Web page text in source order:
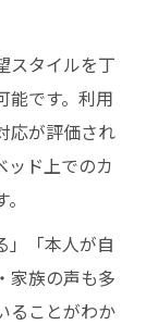
スタイルを丁
能です。利用
応が評価され
ッド上でのカ
」「本人が自
家族の声も多
ることがわか